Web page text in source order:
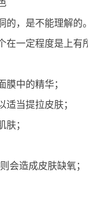
，是不能理解的。
在一定程度是上有
中的精华；
当提拉皮肤；
肤；
会造成皮肤缺氧；